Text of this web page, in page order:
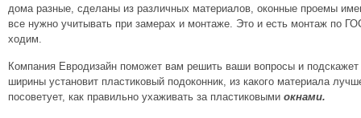
дома разные, сделаны из различных материалов, оконные проемы
все нужно учитывать при замерах и монтаже. Это и есть монтаж по
ходим.
Компания Евродизайн поможет вам решить ваши вопросы и
ширины установит пластиковый подоконник, из какого материала
посоветует, как правильно ухаживать за пластиковыми окнами.